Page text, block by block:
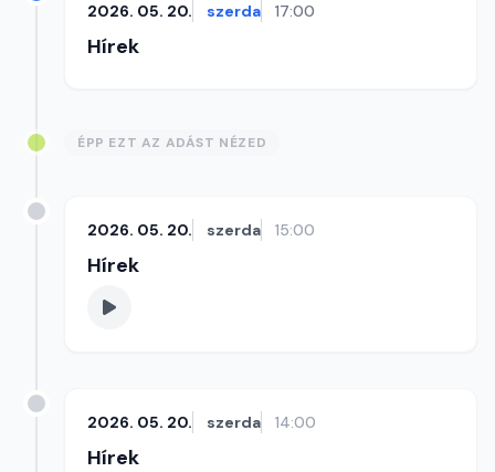
2026. 05. 20. szerda 17:00
Hírek
ÉPP EZT AZ ADÁST NÉZED
2026. 05. 20. szerda 15:00
Hírek
2026. 05. 20. szerda 14:00
Hírek